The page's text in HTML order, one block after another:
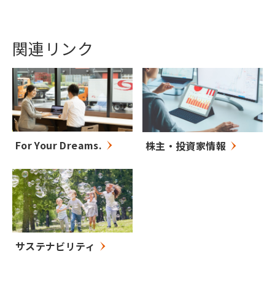
関連リンク
For Your Dreams. 株主・投資家情報
サステナビリティ